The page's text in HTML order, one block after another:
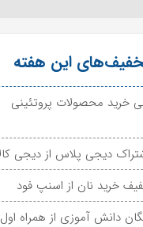
این هفته
تومانی خرید محصولات پروتئینی
دانش آموزی از همراه اول